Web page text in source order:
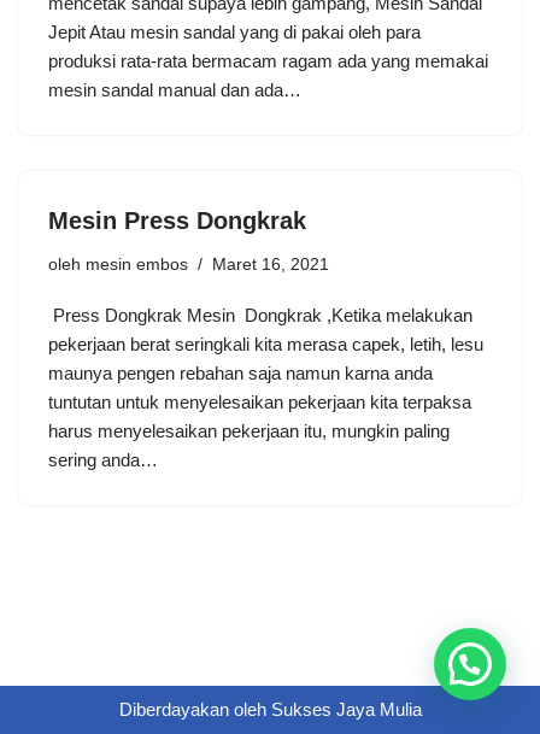
Jepit Atau mesin sandal yang di pakai oleh para
produksi rata-rata bermacam ragam ada yang memakai
mesin sandal manual dan ada…
Mesin Press Dongkrak
oleh mesin embos Maret 16, 2021
Press Dongkrak Mesin Dongkrak ,Ketika melakukan
pekerjaan berat seringkali kita merasa capek, letih, lesu
maunya pengen rebahan saja namun karna anda
tuntutan untuk menyelesaikan pekerjaan kita terpaksa
harus menyelesaikan pekerjaan itu, mungkin paling
sering anda…
Diberdayakan oleh Sukses Jaya Mulia